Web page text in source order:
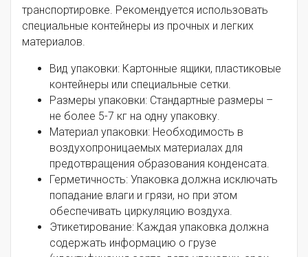
транспортировке. Рекомендуется использовать
специальные контейнеры из прочных и легких
материалов.
Вид упаковки: Картонные ящики, пластиковые
контейнеры или специальные сетки.
Размеры упаковки: Стандартные размеры –
не более 5-7 кг на одну упаковку.
Материал упаковки: Необходимость в
воздухопроницаемых материалах для
предотвращения образования конденсата.
Герметичность: Упаковка должна исключать
попадание влаги и грязи, но при этом
обеспечивать циркуляцию воздуха.
Этикетирование: Каждая упаковка должна
содержать информацию о грузе